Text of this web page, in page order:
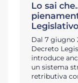
Lo sai
Dal 7 giugno
Decreto
introduce
un sistema
retributiva